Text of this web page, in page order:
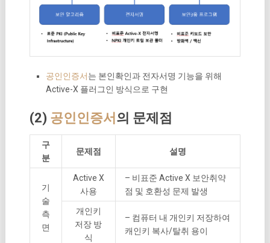
공인인증서는 본인확인과 전자서명 기능을 위해
Active-X 플러그인 방식으로 구현
(2) 공인인증서 의 문제점
구
분
문제점 설명
기
술
측
면
Active X
사용
– 비표준 Active X 보안취약
점 및 호환성 문제 발생
개인키
저장 방
식
– 컴퓨터 내 개인키 저장하여
캐인키 복사/탈취 용이